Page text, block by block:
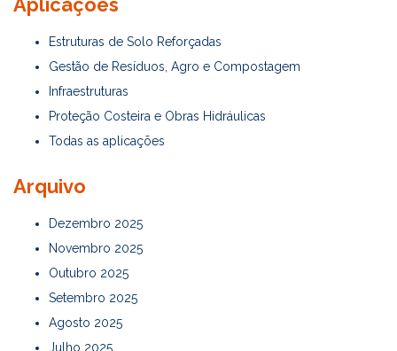
Aplicações
Estruturas de Solo Reforçadas
Gestão de Resíduos, Agro e Compostagem
Infraestruturas
Proteção Costeira e Obras Hidráulicas
Todas as aplicações
Arquivo
Dezembro 2025
Novembro 2025
Outubro 2025
Setembro 2025
Agosto 2025
Julho 2025